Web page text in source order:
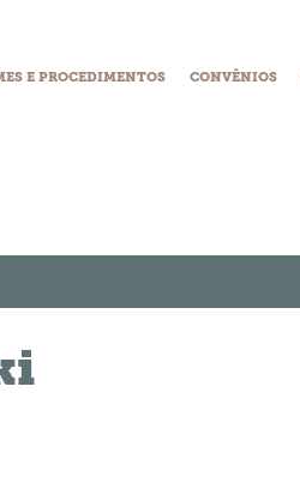
E PROCEDIMENTOS CONVÊNIOS